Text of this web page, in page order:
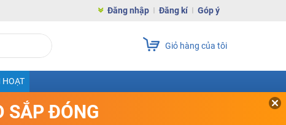
Đăng nhập Đăng kí Góp ý
Giỏ hàng của tôi
HOẠT
SẮP ĐÓNG